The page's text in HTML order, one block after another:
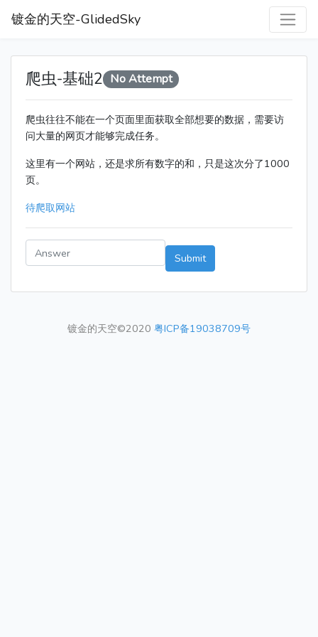
镀金的天空-GlidedSky
爬虫-基础2 No Attempt
爬虫往往不能在一个页面里面获取全部想要的数据，需要访
问大量的网页才能够完成任务。
这里有一个网站，还是求所有数字的和，只是这次分了1000
页。
待爬取网站
Submit
镀金的天空©2020 粤ICP备19038709号